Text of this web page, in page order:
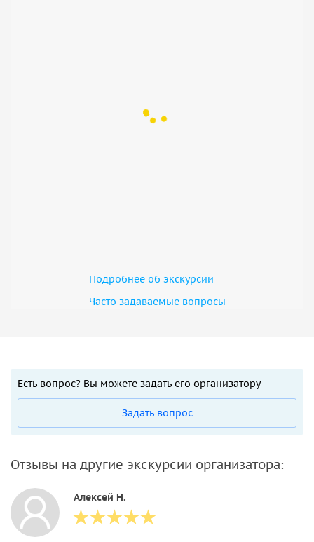
Подробнее об экскурсии
Часто задаваемые вопросы
Есть вопрос? Вы можете задать его организатору
Задать вопрос
Отзывы на другие экскурсии организатора:
Алексей Н.